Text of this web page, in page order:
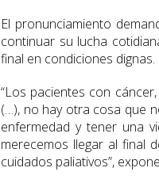
El pronunciamiento
continuar su lucha
final en condiciones dignas.
“Los pacientes con
(…), no hay otra cosa que
enfermedad y tener una
merecemos llegar al final
cuidados paliativos”,